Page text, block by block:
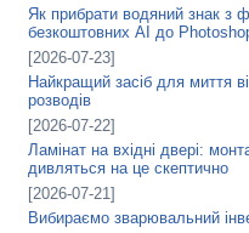
Як прибрати водяний знак з
безкоштовних AI до
[2026-07-23]
Найкращий засіб для миття
розводів
[2026-07-22]
Ламінат на вхідні двері:
дивляться на це скептично
[2026-07-21]
Вибираємо зварювальний